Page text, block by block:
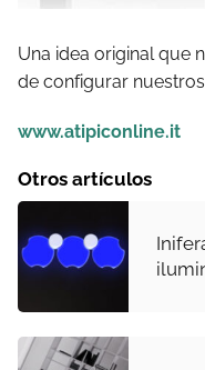
Una idea original que
de configurar nuestros
www.atipiconline.it
Otros artículos